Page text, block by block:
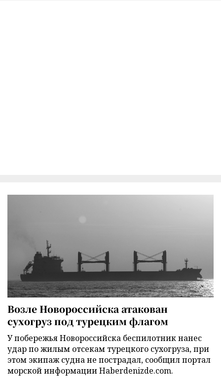
Возле Новороссийска атакован
сухогруз под турецким флагом
У побережья Новороссийска беспилотник нанес
удар по жилым отсекам турецкого сухогруза, при
этом экипаж судна не пострадал, сообщил портал
морской информации Haberdenizde.com.